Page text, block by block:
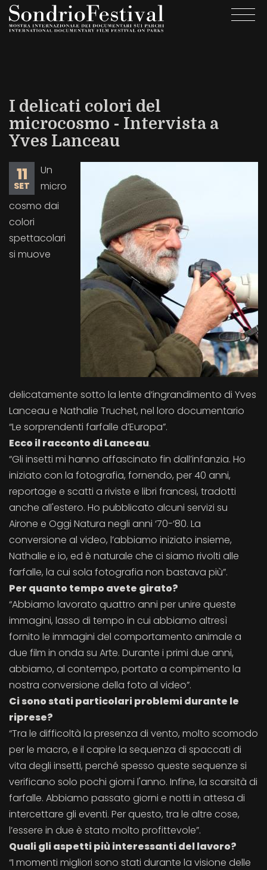
Salta
I delicati colori del
microcosmo - Intervista a
Yves Lanceau
11
SET
Un
micro
cosmo dai
colori
spettacolari
si muove
delicatamente sotto la lente d’ingrandimento di Yves
Lanceau e Nathalie Truchet, nel loro documentario
“Le sorprendenti farfalle d’Europa”.
Ecco il racconto di Lanceau.
“Gli insetti mi hanno affascinato fin dall’infanzia. Ho
iniziato con la fotografia, fornendo, per 40 anni,
reportage e scatti a riviste e libri francesi, tradotti
anche all'estero. Ho pubblicato alcuni servizi su
Airone e Oggi Natura negli anni ‘70-‘80. La
conversione al video, l’abbiamo iniziato insieme,
Nathalie e io, ed è naturale che ci siamo rivolti alle
farfalle, la cui sola fotografia non bastava più”.
Per quanto tempo avete girato?
“Abbiamo lavorato quattro anni per unire queste
immagini, lasso di tempo in cui abbiamo altresì
fornito le immagini del comportamento animale a
due film in onda su Arte. Durante i primi due anni,
abbiamo, al contempo, portato a compimento la
nostra conversione della foto al video”.
Ci sono stati particolari problemi durante le
riprese?
“Tra le difficoltà la presenza di vento, molto scomodo
per le macro, e il capire la sequenza di spaccati di
vita degli insetti, perché spesso queste sequenze si
verificano solo pochi giorni l'anno. Infine, la scarsità di
farfalle. Abbiamo passato giorni e notti in attesa di
intercettare gli eventi. Per questo, tra le altre cose,
l’essere in due è stato molto profittevole”.
Quali gli aspetti più interessanti del lavoro?
“I momenti migliori sono stati durante la visione delle